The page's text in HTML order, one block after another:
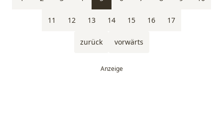
11 12 13 14 15 16 17
zurück vorwärts